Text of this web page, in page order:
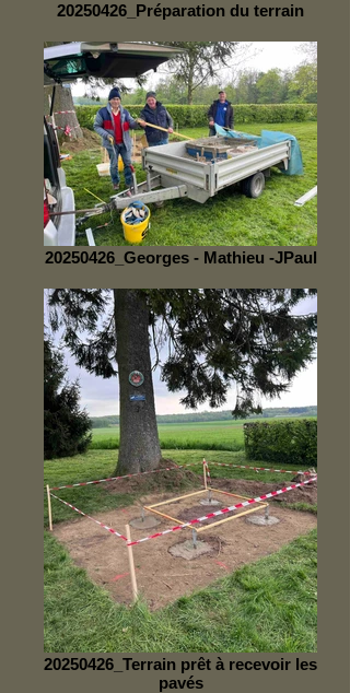
20250426_Préparation du terrain
20250426_Georges - Mathieu -JPaul
20250426_Terrain prêt à recevoir les
pavés